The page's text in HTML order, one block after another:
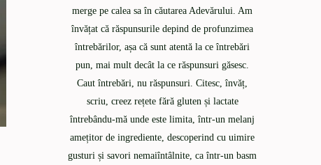
merge pe calea sa în căutarea Adevărului. Am
învățat că răspunsurile depind de profunzimea
întrebărilor, așa că sunt atentă la ce întrebări
pun, mai mult decât la ce răspunsuri găsesc.
Caut întrebări, nu răspunsuri. Citesc, învăț,
scriu, creez rețete fără gluten și lactate
întrebându-mă unde este limita, într-un melanj
amețitor de ingrediente, descoperind cu uimire
gusturi și savori nemaiîntâlnite, ca într-un basm